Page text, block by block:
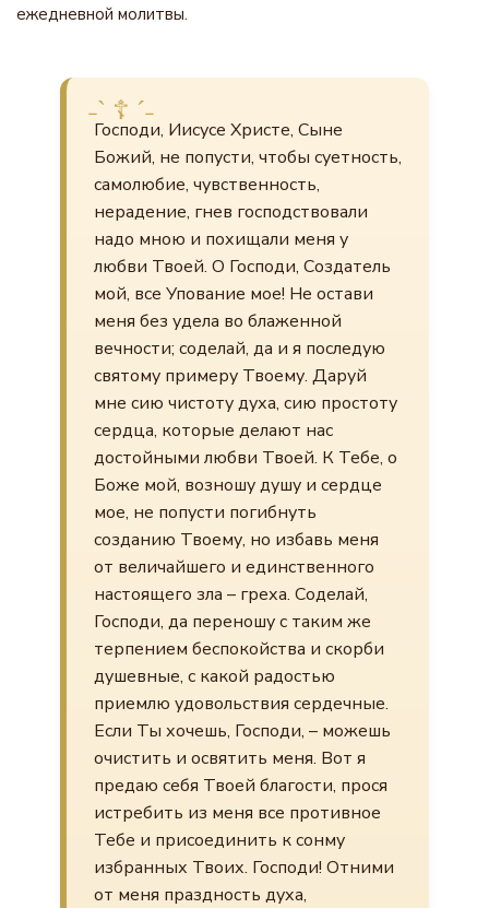
ежедневной молитвы.
Господи, Иисусе Христе, Сыне
Божий, не попусти, чтобы суетность,
самолюбие, чувственность,
нерадение, гнев господствовали
надо мною и похищали меня у
любви Твоей. О Господи, Создатель
мой, все Упование мое! Не остави
меня без удела во блаженной
вечности; соделай, да и я последую
святому примеру Твоему. Даруй
мне сию чистоту духа, сию простоту
сердца, которые делают нас
достойными любви Твоей. К Тебе, о
Боже мой, возношу душу и сердце
мое, не попусти погибнуть
созданию Твоему, но избавь меня
от величайшего и единственного
настоящего зла – греха. Соделай,
Господи, да переношу с таким же
терпением беспокойства и скорби
душевные, с какой радостью
приемлю удовольствия сердечные.
Если Ты хочешь, Господи, – можешь
очистить и освятить меня. Вот я
предаю себя Твоей благости, прося
истребить из меня все противное
Тебе и присоединить к сонму
избранных Твоих. Господи! Отними
от меня праздность духа,